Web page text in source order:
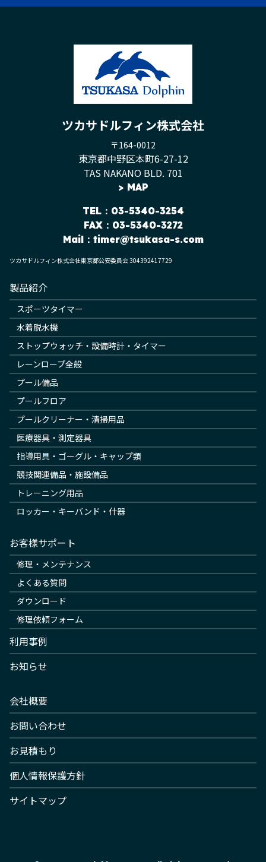
ツカサドルフィン株式会社
〒164-0012
東京都中野区本町6-27-12
TAS NAKANO BLD. 701
> MAP
TEL：03-5340-3254
FAX：03-5340-3272
Mail： timer@tsukasa-s.com
ツカサドルフィン株式会社東京都公安委員会 304392417729
製品紹介
スポーツタイマー
水着脱水機
ストップウォッチ・設備時計・タイマー
レーンロープ全般
プール備品
プールフロア
プールクリーナー・清掃用品
医療器具・測定器具
指導用具・ゴーグル・キャップ類
競技関連備品・施設備品
トレーニング用品
ロッカー・キーバンド・什器
お客様サポート
修理・メンテナンス
よくある質問
ダウンロード
修理依頼フォーム
利用事例
お知らせ
会社概要
お問い合わせ
お見積もり
個人情報保護方針
サイトマップ